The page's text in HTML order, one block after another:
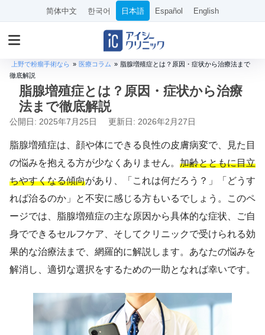
简体中文 한국어 日本語 Español English
上野で粉瘤手術なら » 医療コラム » 脂腺増殖症とは？原因・症状から治療法まで
徹底解説
脂腺増殖症とは？原因・症状から治療
法まで徹底解説
公開日: 2025年7月25日 更新日: 2026年2月27日
脂腺増殖症は、顔や体にできる良性の皮膚病変で、見た目
の悩みを抱える方が少なくありません。 加齢とともに目立
ちやすくなる傾向があり、「これは何だろう？」「どうす
れば治るのか」と不安に感じる方もいるでしょう。このペ
ージでは、脂腺増殖症の主な原因から具体的な症状、ご自
身でできるセルフケア、そしてクリニックで受けられる効
果的な治療法まで、網羅的に解説します。あなたの悩みを
解消し、適切な選択をするための一助となれば幸いです。